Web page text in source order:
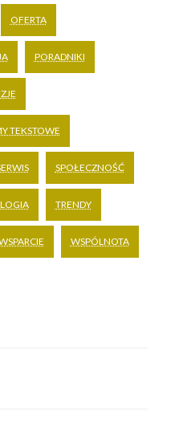
OFERTA
PORADNIKI
TEKSTOWE
SPOŁECZNOŚĆ
TRENDY
WSPÓLNOTA